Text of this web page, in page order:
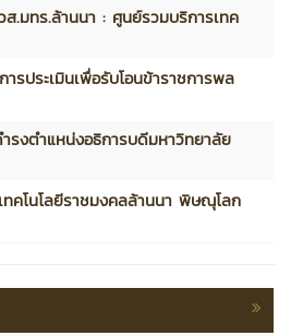
.มทร.ล้านนา : ศูนย์รวมบริการเทค
รประเมินเพื่อรับโอนข้าราชการพล
รงตำแหน่งอธิการบดีมหาวิทยาลัย
ทคโนโลยีราชมงคลล้านนา พิษณุโลก